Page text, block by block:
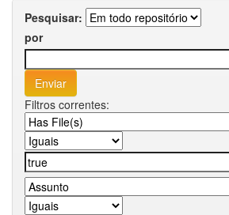
Pesquisar:
por
Filtros correntes: